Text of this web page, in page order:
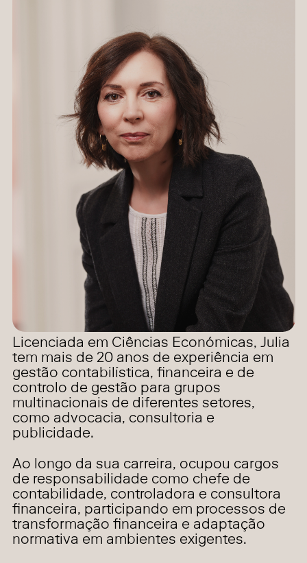
Licenciada em Ciências Económicas, Julia
tem mais de 20 anos de experiência em
gestão contabilística, financeira e de
controlo de gestão para grupos
multinacionais de diferentes setores,
como advocacia, consultoria e
publicidade.
Ao longo da sua carreira, ocupou cargos
de responsabilidade como chefe de
contabilidade, controladora e consultora
financeira, participando em processos de
transformação financeira e adaptação
normativa em ambientes exigentes.